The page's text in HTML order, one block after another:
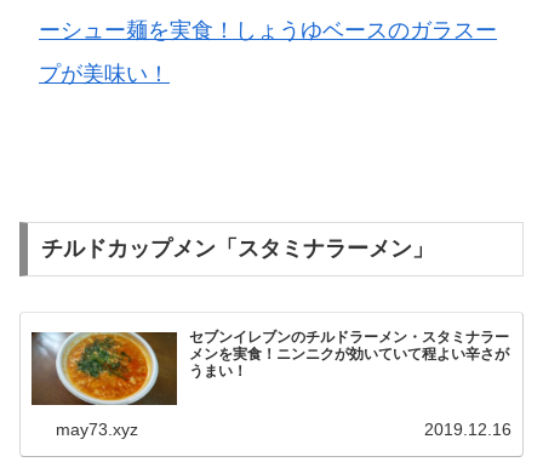
ーシュー麺を実食！しょうゆベースのガラスー
プが美味い！
チルドカップメン「スタミナラーメン」
セブンイレブンのチルドラーメン・スタミナラー
メンを実食！ニンニクが効いていて程よい辛さが
うまい！
may73.xyz 2019.12.16